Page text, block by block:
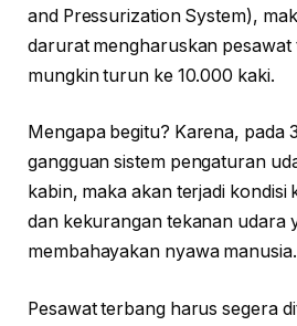
and Pressurization System),
darurat mengharuskan pesawat
mungkin turun ke 10.000 kaki.
Mengapa begitu? Karena, pada
gangguan sistem pengaturan
kabin, maka akan terjadi
dan kekurangan tekanan udara
membahayakan nyawa manusia.
Pesawat terbang harus segera